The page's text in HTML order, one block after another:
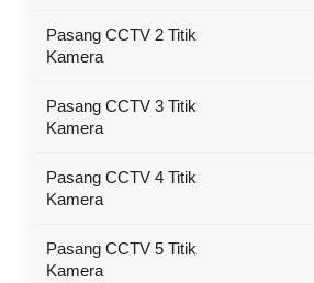
Pasang CCTV 2 Titik
Kamera
Pasang CCTV 3 Titik
Kamera
Pasang CCTV 4 Titik
Kamera
Pasang CCTV 5 Titik
Kamera